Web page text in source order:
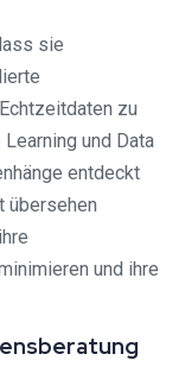
sie
zu
und Data
entdeckt
übersehen
und ihre